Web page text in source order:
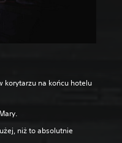
korytarzu na końcu hotelu
niż to absolutnie